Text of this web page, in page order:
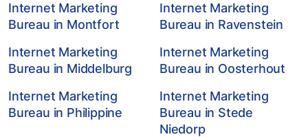
Internet Marketing
Bureau in Montfort
Internet Marketing
Bureau in Ravenstein
Internet Marketing
Bureau in Middelburg
Internet Marketing
Bureau in Oosterhout
Internet Marketing
Bureau in Philippine
Internet Marketing
Bureau in Stede
Niedorp